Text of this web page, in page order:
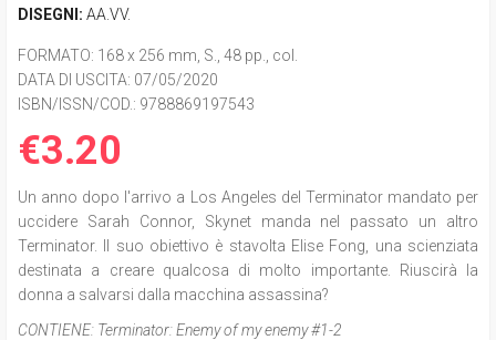
DISEGNI: AA.VV.
FORMATO: 168 x 256 mm, S., 48 pp., col.
DATA DI USCITA: 07/05/2020
ISBN/ISSN/COD.: 9788869197543
€3.20
Un anno dopo l'arrivo a Los Angeles del Terminator mandato per
uccidere Sarah Connor, Skynet manda nel passato un altro
Terminator. Il suo obiettivo è stavolta Elise Fong, una scienziata
destinata a creare qualcosa di molto importante. Riuscirà la
donna a salvarsi dalla macchina assassina?
CONTIENE: Terminator: Enemy of my enemy #1-2